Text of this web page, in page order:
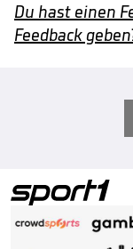
Du hast einen
Feedback